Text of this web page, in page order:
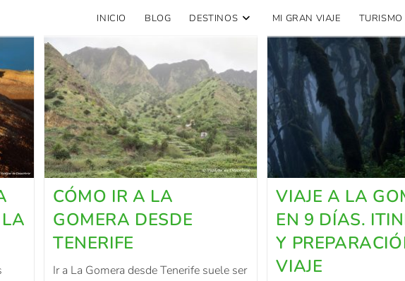
INICIO BLOG DESTINOS MI GRAN VIAJE
CÓMO IR A LA
GOMERA DESDE
TENERIFE
Ir a La Gomera desde Tenerife suele ser
VIAJE A LA
EN 9 DÍAS.
Y
VIAJE